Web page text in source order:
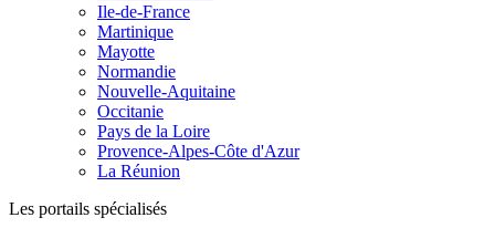
Ile-de-France
Martinique
Mayotte
Normandie
Nouvelle-Aquitaine
Occitanie
Pays de la Loire
Provence-Alpes-Côte d'Azur
La Réunion
Les portails spécialisés